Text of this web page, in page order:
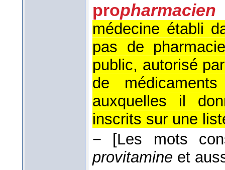
propharmacien
médecine établi
pas de
public, autorisé
de
auxquelles il
inscrits sur une
−
[Les mots
provitamine et